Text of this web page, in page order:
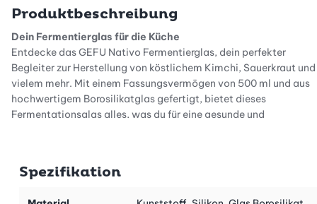
Produktbeschreibung
Dein Fermentierglas für die Küche
Entdecke das GEFU Nativo Fermentierglas, dein perfekter
Begleiter zur Herstellung von köstlichem Kimchi, Sauerkraut und
vielem mehr. Mit einem Fassungsvermögen von 500 ml und aus
hochwertigem Borosilikatglas gefertigt, bietet dieses
Fermentationsglas alles, was du für eine gesunde und
Nährstoffe stecken.
Spezifikation